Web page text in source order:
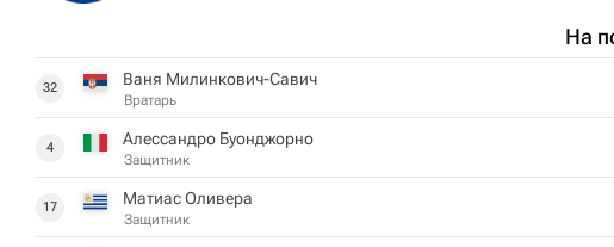
На
32 Ваня Милинкович-Савич
Вратарь
4 Алессандро Буонджорно
Защитник
17 Матиас Оливера
Защитник